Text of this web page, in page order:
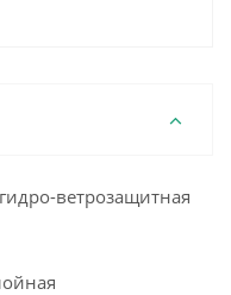
ветрозащитная